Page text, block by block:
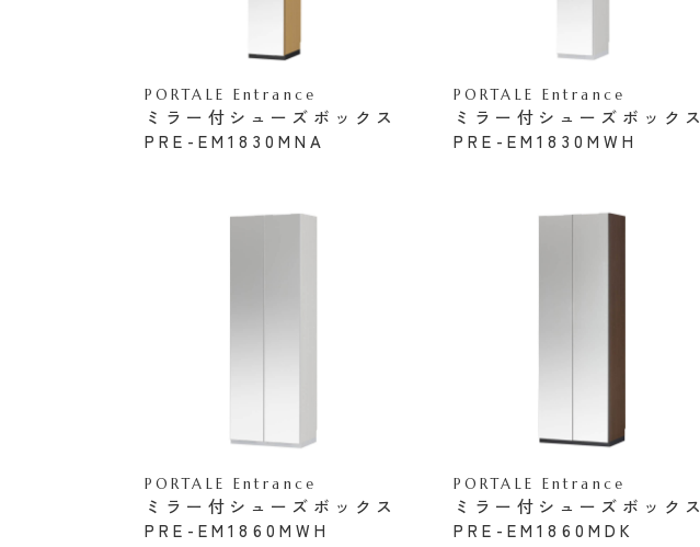
PORTALE Entrance
ミラー付シューズボックス
PRE-EM1830MNA
PORTALE Entrance
ミラー付シューズボックス
PRE-EM1830MWH
PORTALE Entrance
ミラー付シューズボックス
PRE-EM1860MWH
PORTALE Entrance
ミラー付シューズボックス
PRE-EM1860MDK